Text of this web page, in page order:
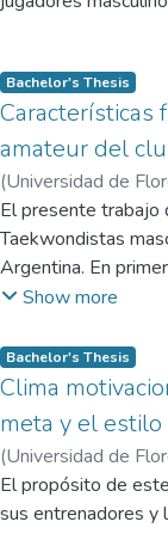
los niveles de
rendimiento,
competitivo de los
Bachelor's Thesis
Características
amateur del
(Universidad de
El presente trabajo
Taekwondistas
Argentina. En
Posteriormente, se
utilizó el tipo de
tiempo de duración
antropométricas y
encontrado
corporal y masa
antropométricas y
deporte en la
Show more
Bachelor's Thesis
Clima
meta y el
(Universidad de
El propósito de
sus entrenadores y